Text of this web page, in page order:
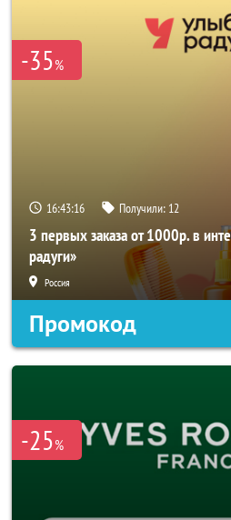
-35%
16:43:14 Получили: 12
3 первых заказа от 1000р. в
радуги»
Россия
Промокод
-25%